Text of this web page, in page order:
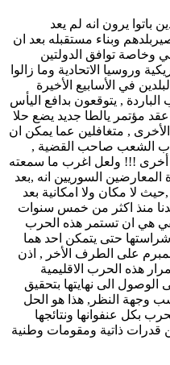
باتوا يرون انه لم يعد
وبناء مستقبله بعد ان
وخاصة توافق الدولتين
وروسيا الاتحادية وما زالوا
في الأسابيع الأخيرة
, يتوقعون بدافع اليأس
مؤتمر يالطا جديد يضع حلا
, متغافلين عما يمكن ان
الشعب صاحب القضية ,
!!! ولعل اغرب ما سمعته
السوريين انه ,بعد
لا مكان ولا امكانية بعد
منذ اكثر من خمس سنوات
هي ان تستمر هذه الحرب
شراستها حتى يتمكن احد هما
على الطرف الأخر , اذن
هذه الحرب الاقليمية
الى نهايتها بتحقيق
وجهة النظر, هذا هو الحل
بكل عنفوانها ونتائجها
قدرات ذاتية ومقومات وطنية